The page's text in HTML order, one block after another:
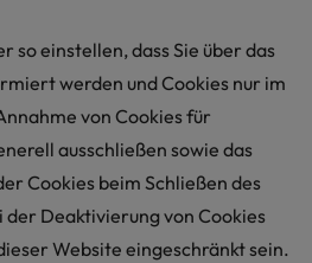
so einstellen, dass Sie über das
werden und Cookies nur im
von Cookies für
ausschließen sowie das
Cookies beim Schließen des
Deaktivierung von Cookies
Website eingeschränkt sein.